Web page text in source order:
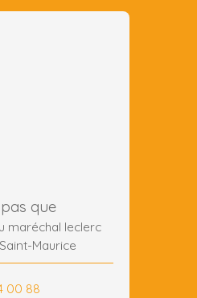
que
maréchal leclerc
Maurice
00 88